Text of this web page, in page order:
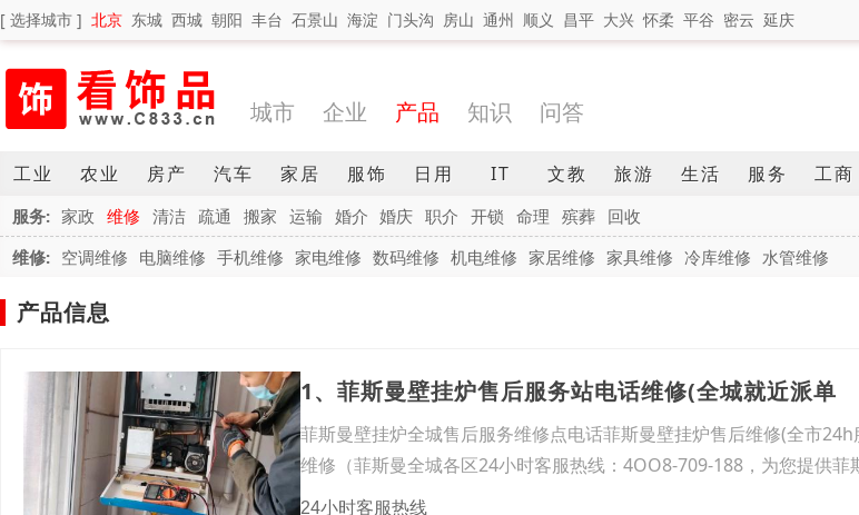
[ 选择城市 ] 北京 东城 西城 朝阳 丰台 石景山 海淀 门头沟 房山 通州 顺义 昌平 大兴 怀柔 平谷 密云 延庆
城市 企业 产品 知识 问答
工业 农业 房产 汽车 家居 服饰 日用 IT 文教 旅游 生活 服务 工商
服务: 家政 维修 清洁 疏通 搬家 运输 婚介 婚庆 职介 开锁 命理 殡葬
回收
维修: 空调维修 电脑维修 手机维修 家电维修 数码维修 机电维修 家居维修 家具维修 冷库维修 水管维修
产品信息
1、菲斯曼壁挂炉售后服务站电话维修(全城就近派单
菲斯曼壁挂炉全城售后服务维修点电话菲斯曼壁挂炉售后维修(全市
维修（菲斯曼全城各区24小时客服热线：4OO8-709-188，为您提供菲
24小时客服热线